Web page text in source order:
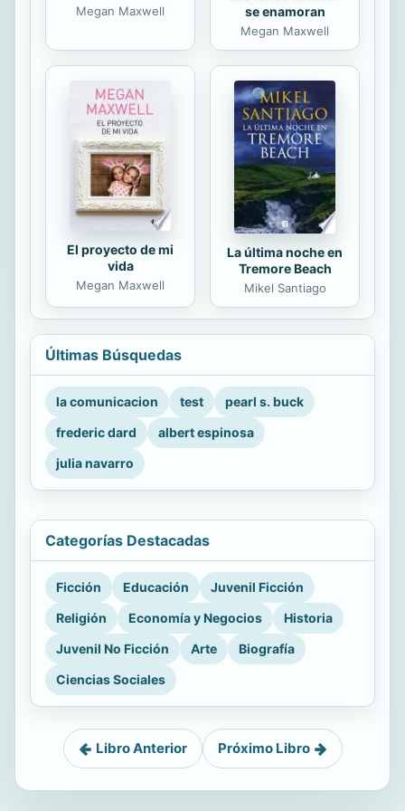
Megan Maxwell
se enamoran
Megan Maxwell
El proyecto de mi
vida
Megan Maxwell
La última noche en
Tremore Beach
Mikel Santiago
Últimas Búsquedas
la comunicacion test
pearl s. buck
frederic dard
albert espinosa
julia navarro
Categorías Destacadas
Ficción Educación
Juvenil Ficción
Religión
Economía y Negocios
Historia
Juvenil No Ficción
Arte
Biografía
Ciencias Sociales
Libro Anterior Próximo Libro